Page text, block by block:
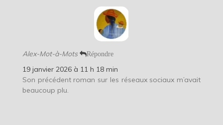
Alex-Mot-à-Mots Répondre
19 janvier 2026 à 11 h 18 min
Son précédent roman sur les réseaux sociaux m’avait
beaucoup plu.